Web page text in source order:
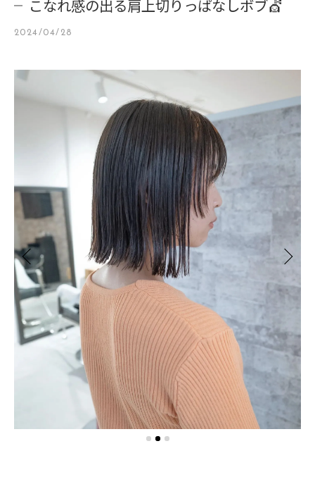
こなれ感の出る肩上切りっぱなしボブ💇
2024/04/28